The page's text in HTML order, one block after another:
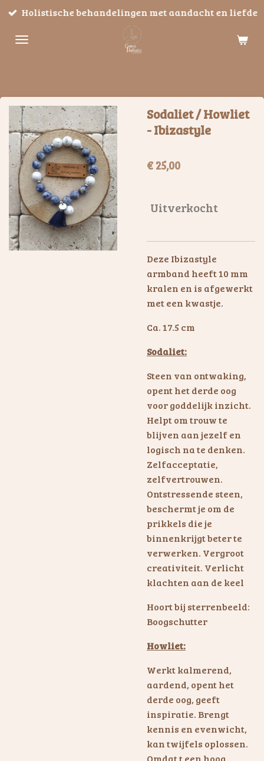
Ga
naar
Holistische behandelingen met aandacht en liefde
Sodaliet / Howliet
- Ibizastyle
€ 25,00
Uitverkocht
Deze Ibizastyle
armband heeft 10 mm
kralen en is afgewerkt
met een kwastje.
Ca. 17.5 cm
Sodaliet:
Steen van ontwaking,
opent het derde oog
voor goddelijk inzicht.
Helpt om trouw te
blijven aan jezelf en
logisch na te denken.
Zelfacceptatie,
zelfvertrouwen.
Ontstressende steen,
beschermt je om de
prikkels die je
binnenkrijgt beter te
verwerken. Vergroot
creativiteit. Verlicht
klachten aan de keel
Hoort bij sterrenbeeld:
Boogschutter
Howliet:
Werkt kalmerend,
aardend, opent het
derde oog, geeft
inspiratie. Brengt
kennis en evenwicht,
kan twijfels oplossen.
Omdat t een hoog